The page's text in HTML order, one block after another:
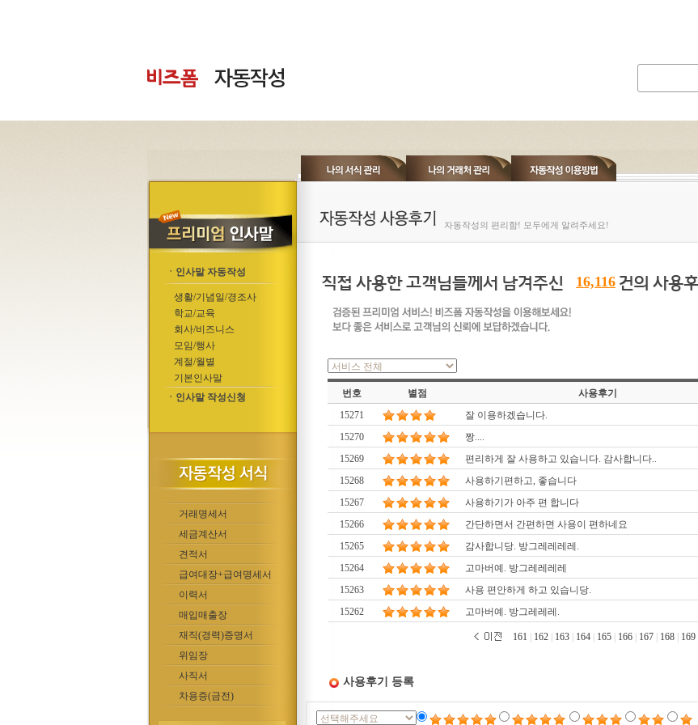
ㆍ인사말 자동작성
생활/기념일/경조사
학교/교육
회사/비즈니스
모임/행사
계절/월별
기본인사말
ㆍ인사말 작성신청
거래명세서
세금계산서
견적서
급여대장+급여명세서
이력서
매입매출장
재직(경력)증명서
위임장
사직서
차용증(금전)
자동작성의 편리함! 모두에게 알려주세요!
16,116
번호 별점 사용후기
15271
잘 이용하겠습니다.
15270
짱....
15269
편리하게 잘 사용하고 있습니다. 감사합니다..
15268
사용하기편하고, 좋습니다
15267
사용하기가 아주 편 합니다
15266
간단하면서 간편하면 사용이 편하네요
15265
감사합니당. 방그레레레레.
15264
고마버예. 방그레레레레
15263
사용 편안하게 하고 있습니당.
15262
고마버예. 방그레레레.
161 162 163 164 165 166 167 168 169
사용후기 등록